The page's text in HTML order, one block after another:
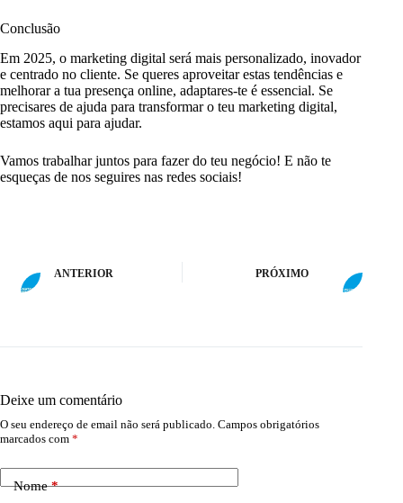
Conclusão
Em 2025, o marketing digital será mais personalizado, inovador
e centrado no cliente. Se queres aproveitar estas tendências e
melhorar a tua presença online, adaptares-te é essencial. Se
precisares de ajuda para transformar o teu marketing digital,
estamos aqui para ajudar.
Vamos trabalhar juntos para fazer do teu negócio! E não te
esqueças de nos seguires nas redes sociais!
ANTERIOR PRÓXIMO
Deixe um comentário
O seu endereço de email não será publicado. Campos obrigatórios
marcados com *
Nome*